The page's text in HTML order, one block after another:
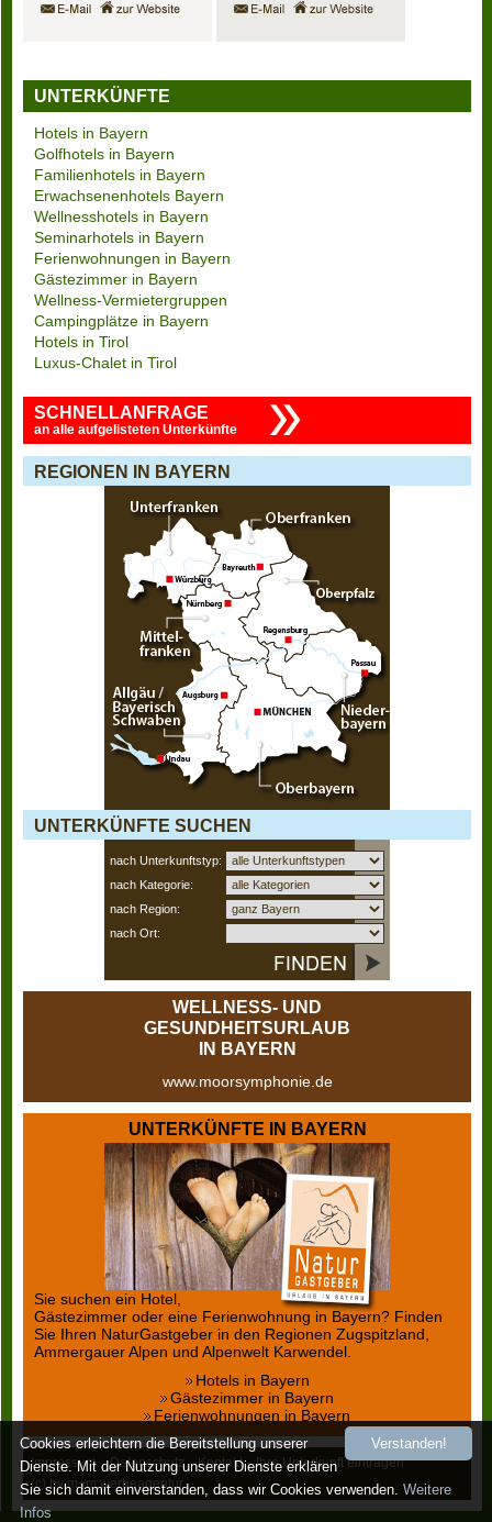
UNTERKÜNFTE
Hotels in Bayern
Golfhotels in Bayern
Familienhotels in Bayern
Erwachsenenhotels Bayern
Wellnesshotels in Bayern
Seminarhotels in Bayern
Ferienwohnungen in Bayern
Gästezimmer in Bayern
Wellness-Vermietergruppen
Campingplätze in Bayern
Hotels in Tirol
Luxus-Chalet in Tirol
SCHNELLANFRAGE
an alle aufgelisteten Unterkünfte
REGIONEN IN BAYERN
UNTERKÜNFTE SUCHEN
nach Unterkunftstyp:
nach Kategorie:
nach Region:
nach Ort:
WELLNESS- UND
GESUNDHEITSURLAUB
IN BAYERN
www.moorsymphonie.de
UNTERKÜNFTE IN BAYERN
Sie suchen ein Hotel,
Gästezimmer oder eine Ferienwohnung in Bayern? Finden
Sie Ihren NaturGastgeber in den Regionen Zugspitzland,
Ammergauer Alpen und Alpenwelt Karwendel.
Hotels in Bayern
Gästezimmer in Bayern
Ferienwohnungen in Bayern
Impressum Datenschutz Kontakt
Ihre Unterkunft eintragen
(c) by m+m werbeagentur
Verstanden!
Cookies erleichtern die Bereitstellung unserer
Dienste. Mit der Nutzung unserer Dienste erklären
Sie sich damit einverstanden, dass wir Cookies verwenden. Weitere
Infos